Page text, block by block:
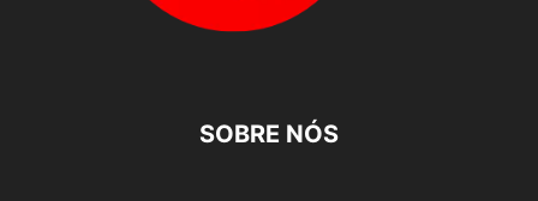
SOBRE NÓS